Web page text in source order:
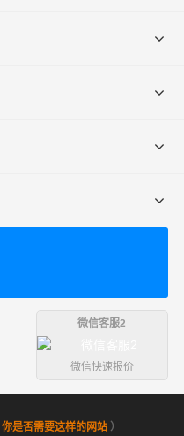
微信客服2
微信快速报价
你是否需要这样的网站）